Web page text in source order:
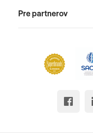
Pre partnerov